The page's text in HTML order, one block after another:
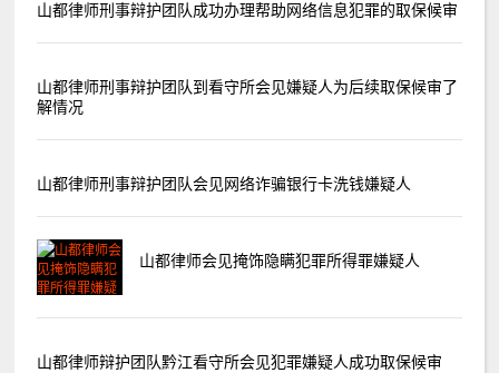
山都律师刑事辩护团队成功办理帮助网络信息犯罪的取保候审
山都律师刑事辩护团队到看守所会见嫌疑人为后续取保候审了
解情况
山都律师刑事辩护团队会见网络诈骗银行卡洗钱嫌疑人
山都律师会见掩饰隐瞒犯罪所得罪嫌疑人
山都律师辩护团队黔江看守所会见犯罪嫌疑人成功取保候审